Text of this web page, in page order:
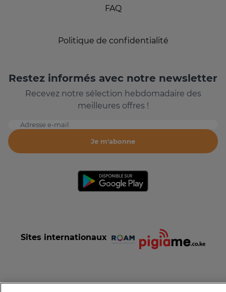
FAQ
Politique de confidentialité
Restez informés avec notre newsletter
Recevez notre sélection hebdomadaire des
meilleures offres !
Adresse e-mail
Je m'abonne
Sites internationaux